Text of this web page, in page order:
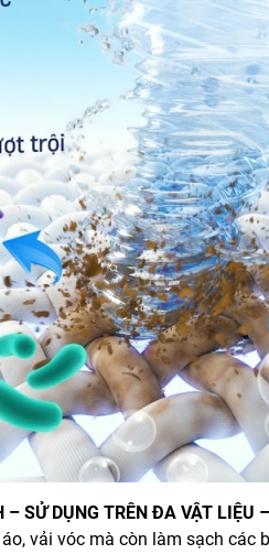
SỬ DỤNG TRÊN ĐA VẬT LIỆU
vải vóc mà còn làm sạch